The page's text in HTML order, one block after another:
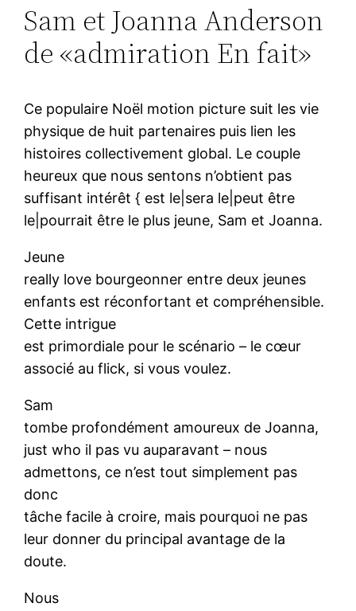
Sam et Joanna Anderson
de «admiration En fait»
Ce populaire Noël motion picture suit les vie
physique de huit partenaires puis lien les
histoires collectivement global. Le couple
heureux que nous sentons n’obtient pas
suffisant intérêt { est le|sera le|peut être
le|pourrait être le plus jeune, Sam et Joanna.
Jeune
really love bourgeonner entre deux jeunes
enfants est réconfortant et compréhensible.
Cette intrigue
est primordiale pour le scénario – le cœur
associé au flick, si vous voulez.
Sam
tombe profondément amoureux de Joanna,
just who il pas vu auparavant – nous
admettons, ce n’est tout simplement pas
donc
tâche facile à croire, mais pourquoi ne pas
leur donner du principal avantage de la
doute.
Nous